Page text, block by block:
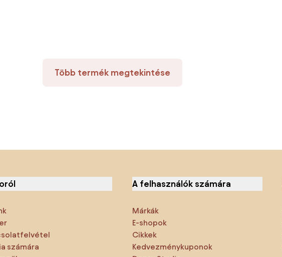
Több termék megtekintése
számára
A felhasználók számára
Márkák
E-shopok
Cikkek
Kedvezménykuponok